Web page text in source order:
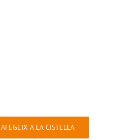
AFEGEIX A LA CISTELLA